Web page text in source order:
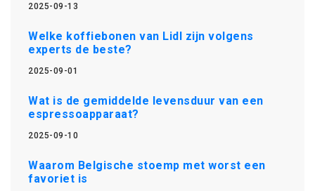
2025-09-13
Welke koffiebonen van Lidl zijn volgens
experts de beste?
2025-09-01
Wat is de gemiddelde levensduur van een
espressoapparaat?
2025-09-10
Waarom Belgische stoemp met worst een
favoriet is